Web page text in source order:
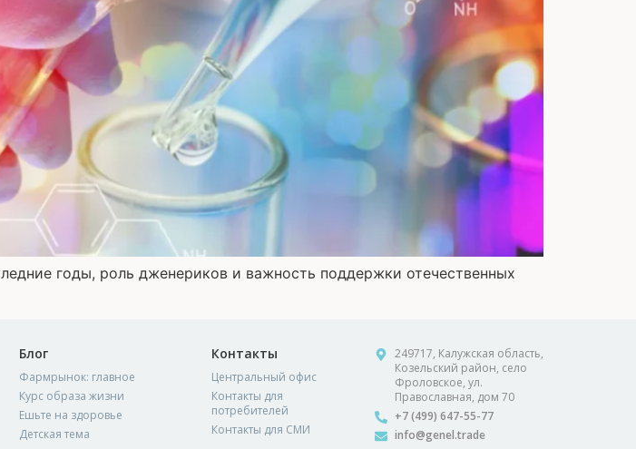
годы, роль дженериков и важность поддержки отечественных
Блог
Фармрынок: главное
Курс образа жизни
Ешьте на здоровье
Детская тема
Контакты
Центральный офис
Контакты для
потребителей
Контакты для СМИ
249717, Калужская область,
Козельский район, село
Фроловское, ул.
Православная, дом 70
+7 (499) 647-55-77
info@genel.trade